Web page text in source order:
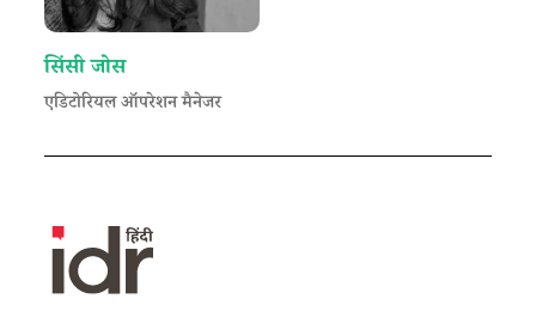
सिंसी जोस
एडिटोरियल ऑपरेशन मैनेजर